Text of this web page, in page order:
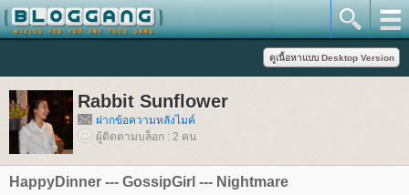
Rabbit Sunflower
ฝากข้อความหลังไมค์
ผู้ติดตามบล็อก : 2 คน
HappyDinner --- GossipGirl --- Nightmare